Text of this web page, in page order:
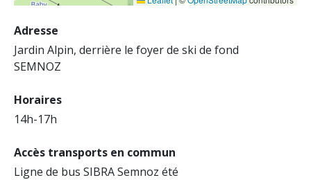
Adresse
Jardin Alpin, derrière le foyer de ski de fond
SEMNOZ
Horaires
14h-17h
Accès transports en commun
Ligne de bus SIBRA Semnoz été